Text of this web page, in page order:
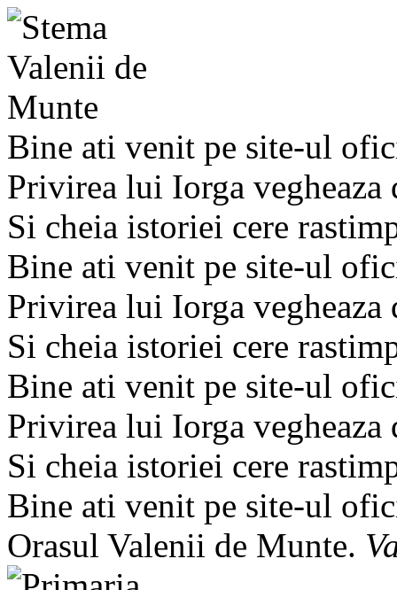
Bine ati venit pe site-ul
Privirea lui Iorga
Si cheia istoriei cere
Bine ati venit pe site-ul
Privirea lui Iorga
Si cheia istoriei cere
Bine ati venit pe site-ul
Privirea lui Iorga
Si cheia istoriei cere
Bine ati venit pe site-ul
Orasul Valenii de Munte.